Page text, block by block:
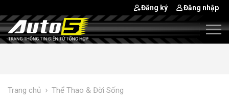
Đăng ký Đăng nhập
Trang chủ › Thể Thao & Đời Sống